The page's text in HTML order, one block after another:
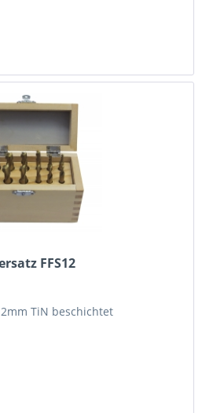
FFS12
TiN beschichtet